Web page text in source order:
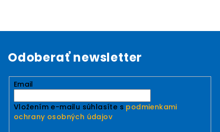
Odoberať newsletter
Email
Vložením e-mailu súhlasíte s podmienkami
ochrany osobných údajov